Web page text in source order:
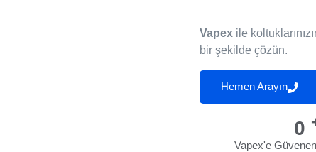
Vapex ile
bir şekilde çözün.
Hemen Arayın
0
Vapex'e